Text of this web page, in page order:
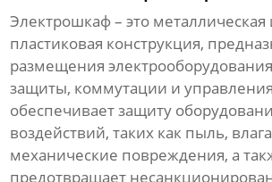
Электрошкаф– это металлическая
пластиковая конструкция,
размещения
защиты, коммутации и
обеспечивает защиту
воздействий, таких как пыль,
механические повреждения, а
предотвращает